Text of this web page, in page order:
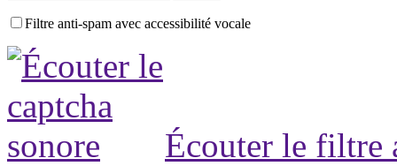
Filtre anti-spam avec accessibilité vocale
Écouter le filtre